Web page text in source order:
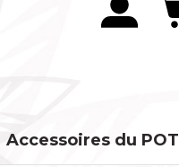
Accessoires du POT